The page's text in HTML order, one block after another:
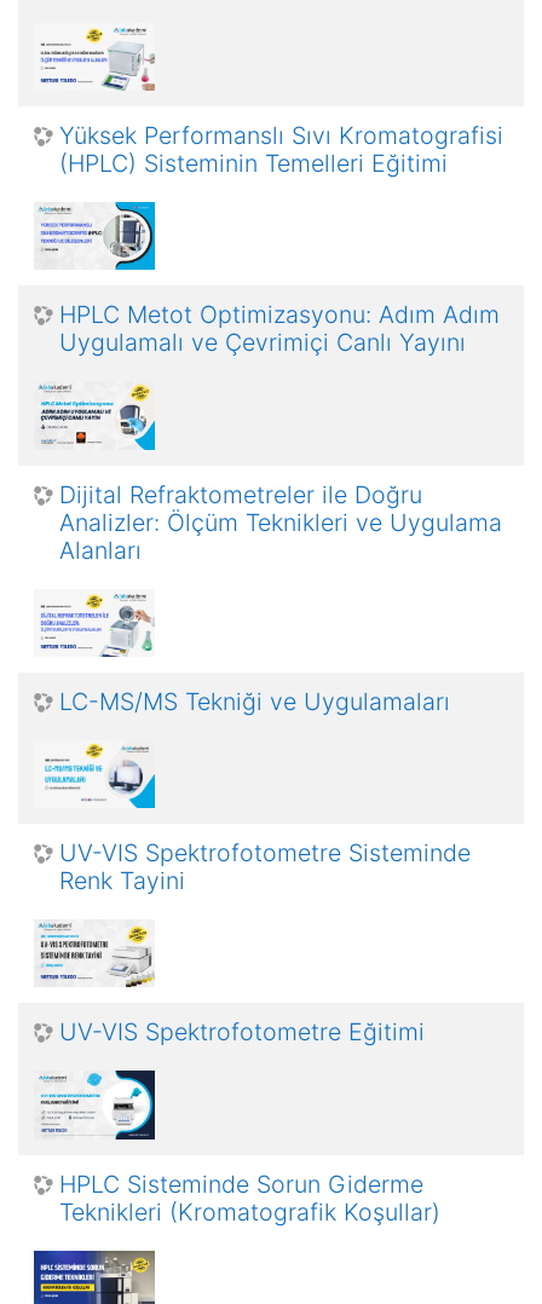
Yüksek Performanslı Sıvı Kromatografisi
(HPLC) Sisteminin Temelleri Eğitimi
HPLC Metot Optimizasyonu: Adım Adım
Uygulamalı ve Çevrimiçi Canlı Yayını
Dijital Refraktometreler ile Doğru
Analizler: Ölçüm Teknikleri ve Uygulama
Alanları
LC-MS/MS Tekniği ve Uygulamaları
UV-VIS Spektrofotometre Sisteminde
Renk Tayini
UV-VIS Spektrofotometre Eğitimi
HPLC Sisteminde Sorun Giderme
Teknikleri (Kromatografik Koşullar)